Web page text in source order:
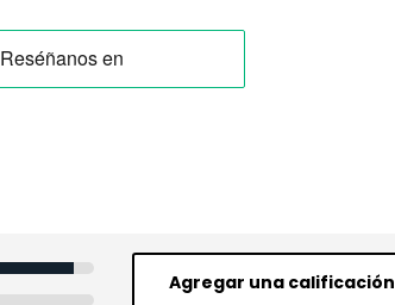
Agregar una calificación